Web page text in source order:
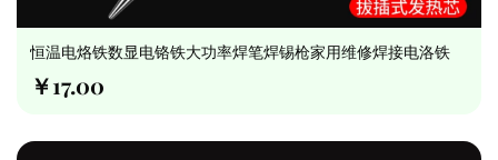
恒温电烙铁数显电铬铁大功率焊笔焊锡枪家用维修焊接电洛铁
￥17.00